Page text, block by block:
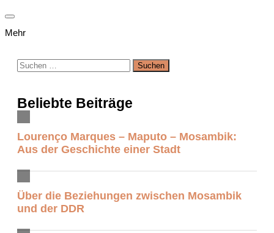
Mehr
Suchen
nach:
Beliebte Beiträge
Lourenço Marques – Maputo – Mosambik:
Aus der Geschichte einer Stadt
Über die Beziehungen zwischen Mosambik
und der DDR